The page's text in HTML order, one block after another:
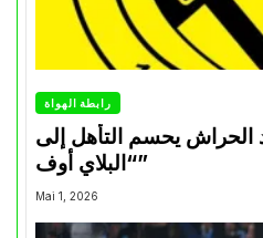
رابطة الهواة
الحراش يحسم التأهل إلى
“البلاي أوف”
Mai 1, 2026